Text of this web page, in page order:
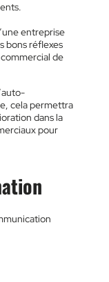
entreprise
bons réflexes
de
cela permettra
dans la
pour